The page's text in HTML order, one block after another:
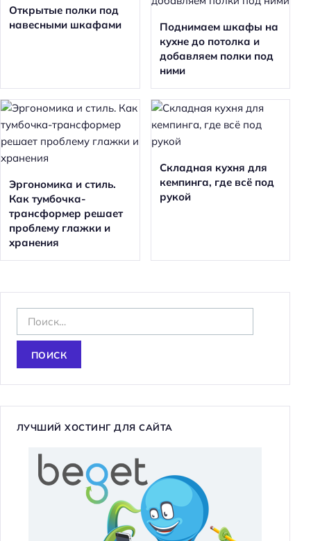
Открытые полки под
навесными шкафами
Поднимаем шкафы на
кухне до потолка и
добавляем полки под
ними
Эргономика и стиль.
Как тумбочка-
трансформер решает
проблему глажки и
хранения
Складная кухня для
кемпинга, где всё под
рукой
а
и
ЛУЧШИЙ ХОСТИНГ ДЛЯ САЙТА